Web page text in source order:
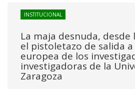
INSTITUCIONAL
La maja desnuda, desde
el pistoletazo de salida a
europea de los
investigadoras de la
Zaragoza